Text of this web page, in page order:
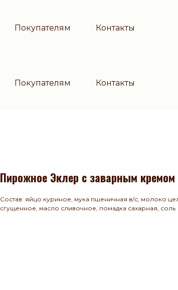
Покупателям Контакты
Покупателям Контакты
Пирожное Эклер с заварным кремом
Состав: яйцо куриное, мука пшеничная в/с, молоко
сгущенное, масло сливочное, помадка сахарная, соль